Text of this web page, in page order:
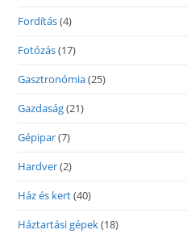
Fordítás(4)
Fotózás(17)
Gasztronómia(25)
Gazdaság(21)
Gépipar(7)
Hardver(2)
Ház és kert(40)
Háztartási gépek(18)